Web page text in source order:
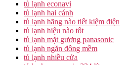
tủ lạnh econavi
tủ lạnh hai cánh
tủ lạnh hãng nào tiết kiệm điện
tủ lạnh hiệu nào tốt
tủ lạnh mặt gương panasonic
tủ lạnh ngăn đông mềm
tủ lạnh nhiều cửa